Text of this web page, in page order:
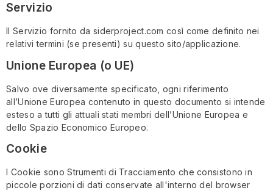
Servizio
Il Servizio fornito da siderproject.com così come definito nei
relativi termini (se presenti) su questo sito/applicazione.
Unione Europea (o UE)
Salvo ove diversamente specificato, ogni riferimento
all’Unione Europea contenuto in questo documento si intende
esteso a tutti gli attuali stati membri dell’Unione Europea e
dello Spazio Economico Europeo.
Cookie
I Cookie sono Strumenti di Tracciamento che consistono in
piccole porzioni di dati conservate all'interno del browser